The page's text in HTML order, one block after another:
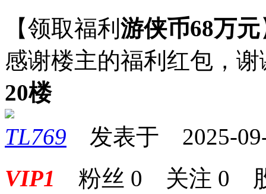
【领取福利 游侠币68万元
感谢楼主的福利红包，谢
20楼
TL769 发表于 2025-09-
VIP1 粉丝 0 关注 0